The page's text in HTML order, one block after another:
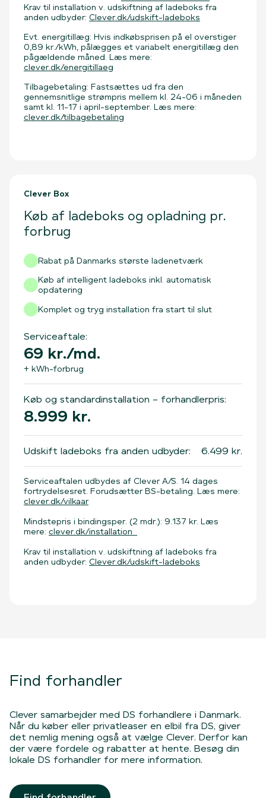
Krav til installation v. udskiftning af ladeboks fra
anden udbyder: Clever.dk/udskift-ladeboks
Evt. energitillæg: Hvis indkøbsprisen på el overstiger
0,89 kr./kWh, pålægges et variabelt energitillæg den
pågældende måned. Læs mere:
clever.dk/energitillaeg
Tilbagebetaling: Fastsættes ud fra den
gennemsnitlige strømpris mellem kl. 24-06 i måneden
samt kl. 11-17 i april-september. Læs mere:
clever.dk/tilbagebetaling
Clever Box
Køb af ladeboks og opladning pr.
forbrug
Rabat på Danmarks største ladenetværk
Køb af intelligent ladeboks inkl. automatisk
opdatering
Komplet og tryg installation fra start til slut
Serviceaftale:
69 kr./md.
+ kWh-forbrug
Køb og standardinstallation – forhandlerpris:
8.999 kr.
Udskift ladeboks fra anden udbyder: 6.499 kr.
Serviceaftalen udbydes af Clever A/S. 14 dages
fortrydelsesret. Forudsætter BS-betaling. Læs mere:
clever.dk/vilkaar
Mindstepris i bindingsper. (2 mdr.): 9.137 kr. Læs
mere: clever.dk/installation
Krav til installation v. udskiftning af ladeboks fra
anden udbyder: Clever.dk/udskift-ladeboks
Find forhandler
Clever samarbejder med DS forhandlere i Danmark.
Når du køber eller privatleaser en elbil fra DS, giver
det nemlig mening også at vælge Clever. Derfor kan
der være fordele og rabatter at hente. Besøg din
lokale DS forhandler for mere information.